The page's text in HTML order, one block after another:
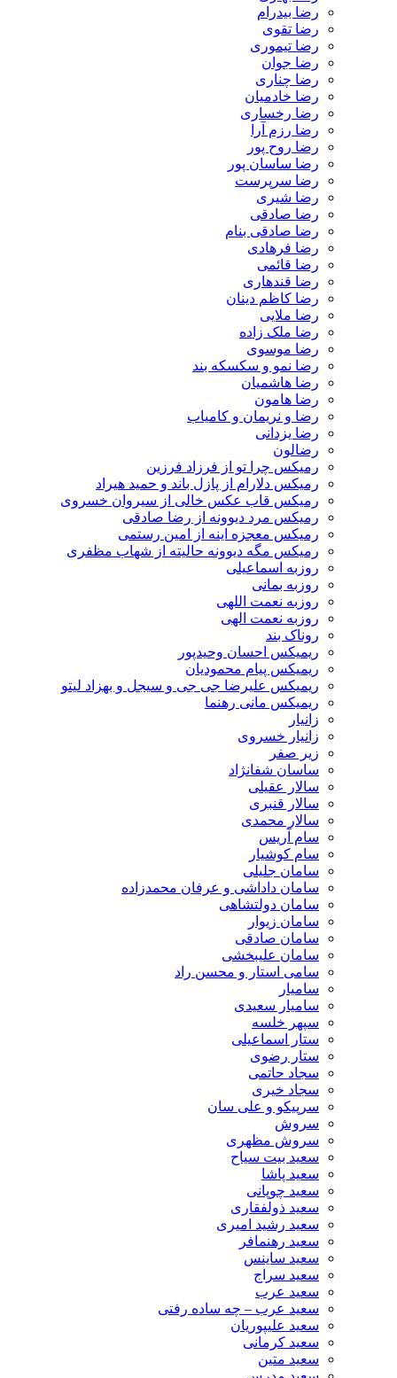
رضا بیدرام
رضا تقوی
رضا تیموری
رضا جوان
رضا چناری
رضا خادمیان
رضا رخساری
رضا رزم آرا
رضا روح پور
رضا ساسان پور
رضا سرپرست
رضا شیری
رضا صادقی
رضا صادقی بنام
رضا فرهادی
رضا قائمی
رضا قندهاری
رضا کاظم دینان
رضا ملایی
رضا ملک زاده
رضا موسوی
رضا نمو و سکسکه بند
رضا هاشمیان
رضا هامون
رضا و نریمان و کامیاب
رضا یزدانی
رضالون
رمیکس چرا تو از فرزاد فرزین
رمیکس دلارام از پازل باند و حمید هیراد
رمیکس قاب عکس خالی از سیروان خسروی
رمیکس مرد دیوونه از رضا صادقی
رمیکس معجزه اینه از امین رستمی
رمیکس مگه دیوونه حالیته از شهاب مظفری
روزبه اسماعیلی
روزبه بمانی
روزبه نعمت اللهی
روزبه نعمت الهی
روناک بند
ریمیکس احسان وحیدپور
ریمیکس پیام محمودیان
ریمیکس علیرضا جی جی و سیجل و بهزاد لیتو
ریمیکس مانی رهنما
زانیار
زانیار خسروی
زیر صفر
ساسان شفانژاد
سالار عقیلی
سالار قنبری
سالار محمدی
سام آریس
سام کوشیار
سامان جلیلی
سامان داداشی و عرفان محمدزاده
سامان دولتشاهی
سامان زیوار
سامان صادقی
سامان علیبخشی
سامی استار و محسن راد
سامیار
سامیار سعیدی
سپهر خلسه
ستار اسماعیلی
ستار رضوی
سجاد حاتمی
سجاد خیری
سرپیکو و علی سان
سروش
سروش مظهری
سعید بیت سیاح
سعید پاشا
سعید چوپانی
سعید ذولفقاری
سعید رشید امیری
سعید رهنمافر
سعید ساینس
سعید سراج
سعید عرب
سعید عرب – چه ساده رفتی
سعید علیپوریان
سعید کرمانی
سعید متین